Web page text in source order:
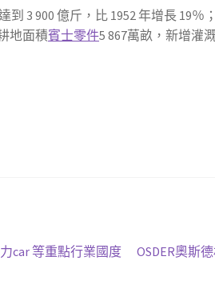
3 900 億斤，比 1952 年增長 19％
地面積賓士零件5 867萬畝，新增灌
car 等重點行業國度
下
OSDER奧斯